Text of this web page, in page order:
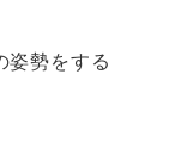
姿勢をする